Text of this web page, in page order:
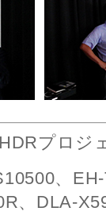
プロジ
、
、DLA-